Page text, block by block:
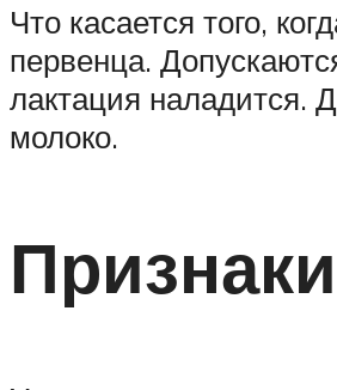
Что касается того,
первенца.
лактация наладится.
молоко.